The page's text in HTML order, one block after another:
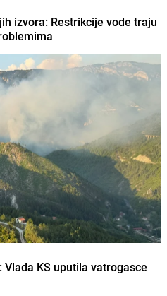
izvora: Restrikcije vode traju
KS uputila vatrogasce